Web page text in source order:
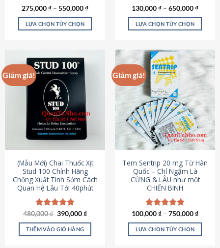
phẩm
phẩm
Được xếp
hạng4.87
5 sao
275,000₫ – 550,000₫
LỰA CHỌN TÙY CHỌN
có
nhiều
biến
thể.
Các
tùy
chọn
được
chọn
trên
trang
sản
phẩm
Được xếp
hạng5.00
5 sao
130,000₫ – 650,000₫
LỰA CHỌN TÙY CHỌN
này
có
nhiều
biến
thể.
Các
tùy
chọn
có
thể
chọn
trên
trang
sản
phẩm
Giảm giá!
(Mẫu Mới) Chai Thuốc Xịt
Stud 100 Chính Hãng
Chống Xuất Tinh Sớm Cách
Quan Hệ Lâu Tới 40phút
Được xếp
hạng5.00
5 sao
480,000₫ Giá
là:
480,000 ₫.
390,000₫Giá
tại
THÊM VÀO GIỎ HÀNG
Giảm giá!
Tem Sentrip 20 mg Từ Hàn
Quốc – Chỉ Ngậm Là
CỨNG & LÂU như một
CHIẾN BINH
Được xếp
hạng5.00
5 sao
100,000₫ – 750,000₫
LỰA CHỌN TÙY CHỌN